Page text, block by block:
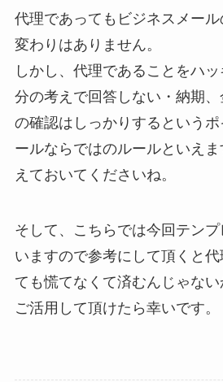
代理であってもビジネスメー
変わりはありません。
しかし、代理であることをハ
分の考えで回答しない・納期
の確認はしっかりするという
ールならではのルールといえ
えておいてくださいね。
そして、こちらでは今回テン
いますので参考にして頂くと
ても慌てなくて済むんじゃない
ご活用して頂けたら幸いです。